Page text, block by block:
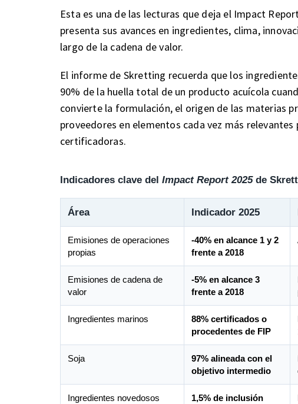
Esta es una de las lecturas que deja el Impact
presenta sus avances en ingredientes, clima,
largo de la cadena de valor.
El informe de Skretting recuerda que los
90% de la huella total de un producto acuícola
convierte la formulación, el origen de las materias
proveedores en elementos cada vez más
certificadoras.
Indicadores clave del Impact Report 2025de
Área Indicador 2025
Emisiones de operaciones
propias
-40% en alcance 1 y 2
frente a 2018
Emisiones de cadena de
valor
-5% en alcance 3
frente a 2018
Ingredientes marinos
88% certificados o
procedentes de FIP
Soja
97% alineada con el
objetivo intermedio
Ingredientes novedosos
1,5% de inclusión